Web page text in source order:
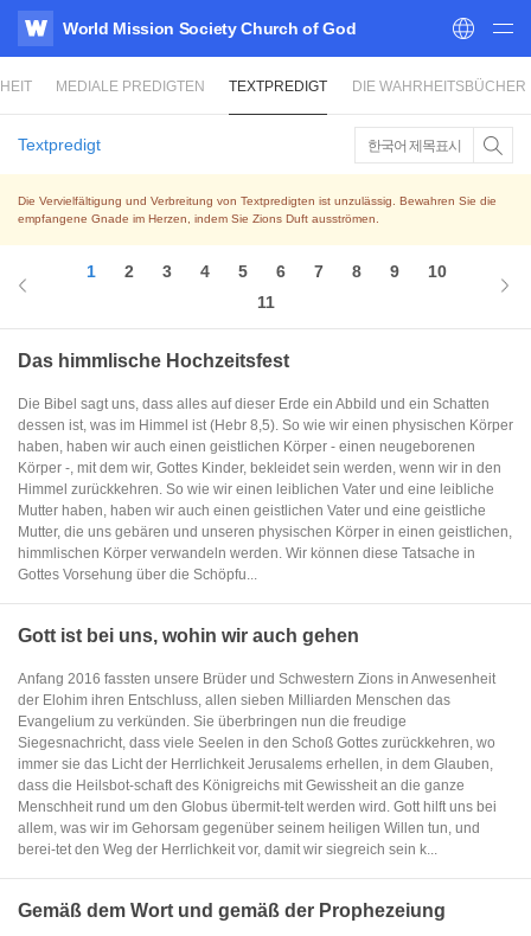
WATV
World Mission Society Church of God
MEDIALE PREDIGTEN TEXTPREDIGT DIE WAHRHEITSBÜCHER
Textpredigt 한국어 제목표시
Die Vervielfältigung und Verbreitung von Textpredigten ist unzulässig. Bewahren Sie die
empfangene Gnade im Herzen, indem Sie Zions Duft ausströmen.
1 2 3 4 5 6 7 8 9
10
11
Das himmlische Hochzeitsfest
Die Bibel sagt uns, dass alles auf dieser Erde ein Abbild und ein Schatten
dessen ist, was im Himmel ist (Hebr 8,5). So wie wir einen physischen Körper
haben, haben wir auch einen geistlichen Körper - einen neugeborenen
Körper -, mit dem wir, Gottes Kinder, bekleidet sein werden, wenn wir in den
Himmel zurückkehren. So wie wir einen leiblichen Vater und eine leibliche
Mutter haben, haben wir auch einen geistlichen Vater und eine geistliche
Mutter, die uns gebären und unseren physischen Körper in einen geistlichen,
himmlischen Körper verwandeln werden. Wir können diese Tatsache in
Gottes Vorsehung über die Schöpfu...
Gott ist bei uns, wohin wir auch gehen
Anfang 2016 fassten unsere Brüder und Schwestern Zions in Anwesenheit
der Elohim ihren Entschluss, allen sieben Milliarden Menschen das
Evangelium zu verkünden. Sie überbringen nun die freudige
Siegesnachricht, dass viele Seelen in den Schoß Gottes zurückkehren, wo
immer sie das Licht der Herrlichkeit Jerusalems erhellen, in dem Glauben,
dass die Heilsbot-schaft des Königreichs mit Gewissheit an die ganze
Menschheit rund um den Globus übermit-telt werden wird. Gott hilft uns bei
allem, was wir im Gehorsam gegenüber seinem heiligen Willen tun, und
berei-tet den Weg der Herrlichkeit vor, damit wir siegreich sein k...
Gemäß dem Wort und gemäß der Prophezeiung